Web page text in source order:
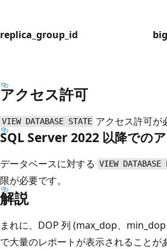
replica_group_id
アクセス許可
VIEW DATABASE STATE アクセス許可が
SQL Server 2022 以降での
データベースに対する VIEW DATABASE
限が必要です。
解説
まれに、DOP 列 (max_dop、
で大量のレポートが表示されることが